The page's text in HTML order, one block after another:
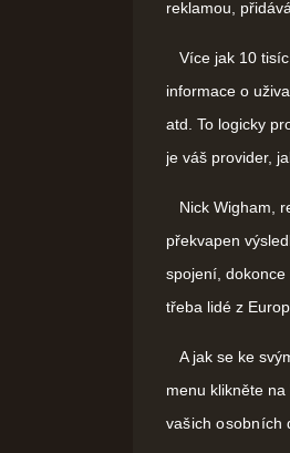
reklamou,
Více jak 10 tisíc
informace o
atd. To logicky
je váš provider,
Nick Wigham,
překvapen
spojení,
třeba lidé z
A jak se ke
menu klikněte
vašich osobních